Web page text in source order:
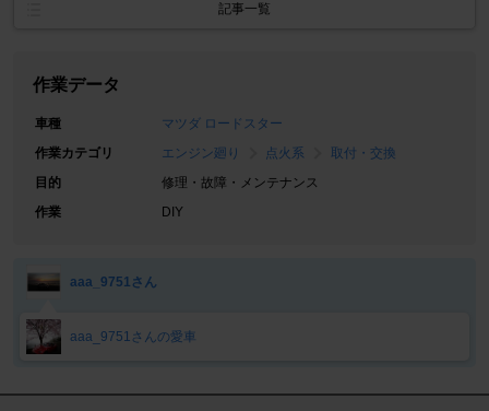
記事一覧
作業データ
車種
マツダ ロードスター
作業カテゴリ
エンジン廻り 点火系
取付・交換
目的
修理・故障・メンテナンス
作業
DIY
aaa_9751さん
aaa_9751さんの愛車